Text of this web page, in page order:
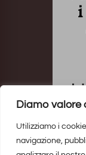
Diamo valore
Utilizziamo i
navigazione,